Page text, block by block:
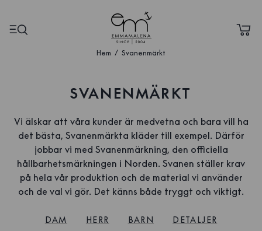
Hem Svanenmärkt
SVANENMÄRKT
Vi älskar att våra kunder är medvetna och bara vill ha
det bästa, Svanenmärkta kläder till exempel. Därför
jobbar vi med Svanenmärkning, den officiella
hållbarhetsmärkningen i Norden. Svanen ställer krav
på hela vår produktion och de material vi använder
och de val vi gör. Det känns både tryggt och viktigt.
DAM HERR BARN DETALJER